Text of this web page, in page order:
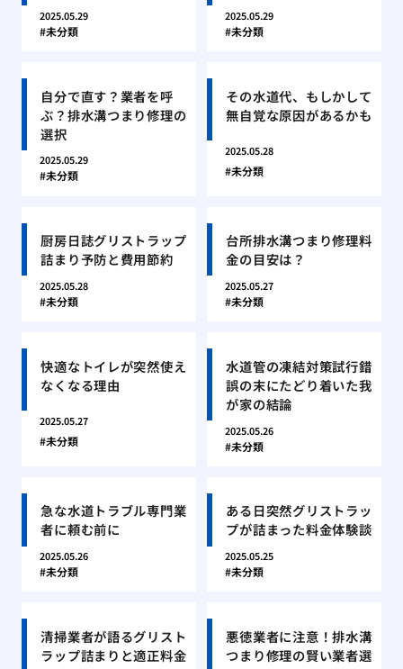
2025.05.29
未分類
2025.05.29
未分類
自分で直す？業者を呼
ぶ？排水溝つまり修理の
選択
2025.05.29
未分類
その水道代、もしかして
無自覚な原因があるかも
2025.05.28
未分類
厨房日誌グリストラップ
詰まり予防と費用節約
2025.05.28
未分類
台所排水溝つまり修理料
金の目安は？
2025.05.27
未分類
快適なトイレが突然使え
なくなる理由
2025.05.27
未分類
水道管の凍結対策試行錯
誤の末にたどり着いた我
が家の結論
2025.05.26
未分類
急な水道トラブル専門業
者に頼む前に
2025.05.26
未分類
ある日突然グリストラッ
プが詰まった料金体験談
2025.05.25
未分類
清掃業者が語るグリスト
ラップ詰まりと適正料金
悪徳業者に注意！排水溝
つまり修理の賢い業者選